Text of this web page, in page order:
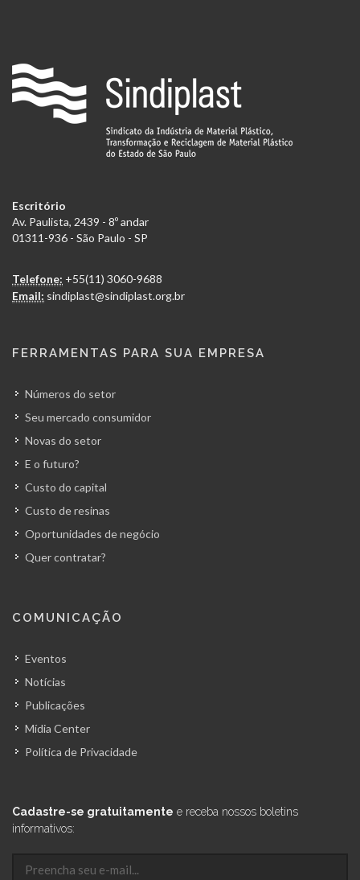
Escritório
Av. Paulista, 2439 - 8º andar
01311-936 - São Paulo - SP
Telefone: +55(11) 3060-9688
Email: sindiplast@sindiplast.org.br
FERRAMENTAS PARA SUA EMPRESA
Números do setor
Seu mercado consumidor
Novas do setor
E o futuro?
Custo do capital
Custo de resinas
Oportunidades de negócio
Quer contratar?
COMUNICAÇÃO
Eventos
Notícias
Publicações
Mídia Center
Política de Privacidade
Cadastre-se gratuitamente e receba nossos boletins
informativos: